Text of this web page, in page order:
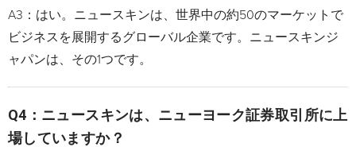
A3：はい。ニュースキンは、世界中の約50のマーケットで
ビジネスを展開するグローバル企業です。ニュースキンジ
ャパンは、その1つです。
Q4：ニュースキンは、ニューヨーク証券取引所に上
場していますか？